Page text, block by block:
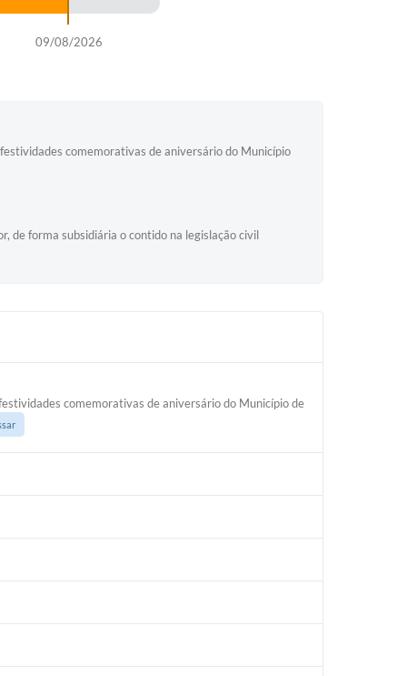
09/08/2026
comemorativas de aniversário do Município
de forma subsidiária o contido na legislação civil
comemorativas de aniversário do Município de